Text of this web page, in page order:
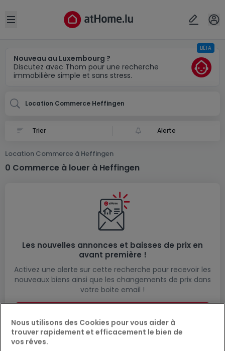
Open sidebar
Nouveau au Luxembourg ?
Discutez avec Thom pour une recherche
immobilière simple et sans stress.
BÊTA
Location Commerce Heffingen
Alerte
Location Commerce à Heffingen
0 Commerce à louer à Heffingen
Les nouvelles annonces et baisses de prix en
avant première !
Activez une alerte sur cette recherche pour recevoir les
nouveaux biens ainsi que les changements de prix dans
votre boite email !
Localité(s)
Annuler OK
Nous utilisons des Cookies pour vous aider à
trouver rapidement et efficacement le bien de
vos rêves.